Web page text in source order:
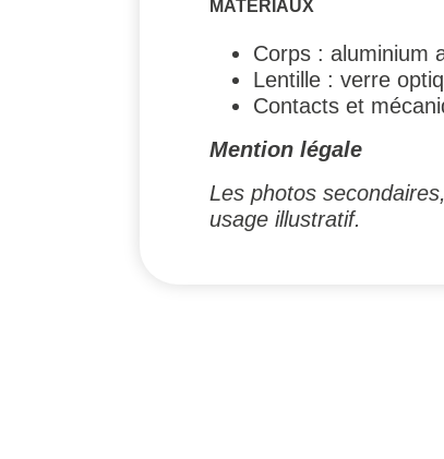
MATÉRIAUX
Corps : aluminium
Lentille : verre
Contacts et
Mention légale
Les photos
usage illustratif.